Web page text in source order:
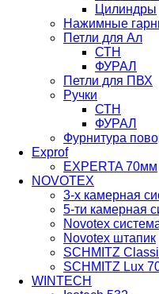
Цилиндры
Нажимные
Петли для Ал
СТН
ФУРАЛ
Петли для ПВХ
Ручки
СТН
ФУРАЛ
Фурнитура
Exprof
EXPERTA 70мм
NOVOTEX
3-х камерная
5-ти камерная
Novotex
Novotex штапик
SCHMITZ
SCHMITZ Lux
WINTECH